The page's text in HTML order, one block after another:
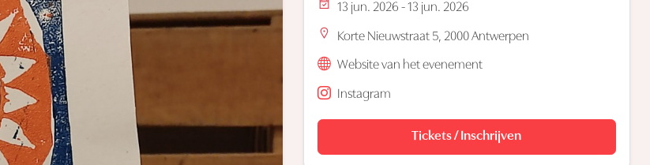
13 jun. 2026 - 13 jun. 2026
Korte Nieuwstraat 5, 2000 Antwerpen
Website van het evenement
Instagram
Tickets / Inschrijven